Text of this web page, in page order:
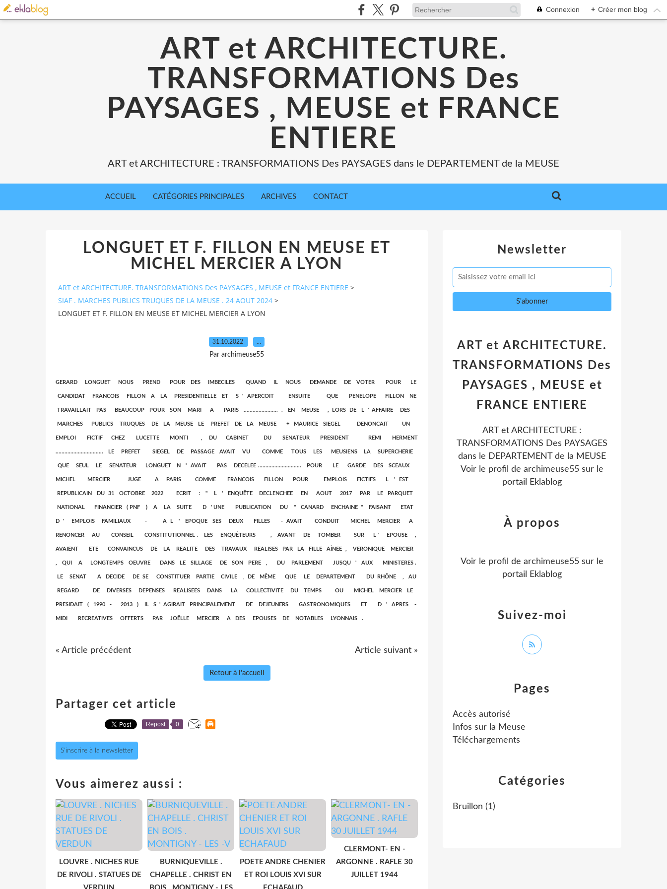
Connexion + Créer mon blog
ART et ARCHITECTURE.
TRANSFORMATIONS Des
PAYSAGES , MEUSE et FRANCE
ENTIERE
ART et ARCHITECTURE : TRANSFORMATIONS Des PAYSAGES dans le DEPARTEMENT de la MEUSE
ACCUEIL CATÉGORIES PRINCIPALES ARCHIVES CONTACT
LONGUET ET F. FILLON EN MEUSE ET
MICHEL MERCIER A LYON
ART et ARCHITECTURE. TRANSFORMATIONS Des PAYSAGES , MEUSE et FRANCE ENTIERE >
SIAF . MARCHES PUBLICS TRUQUES DE LA MEUSE . 24 AOUT 2024 >
LONGUET ET F. FILLON EN MEUSE ET MICHEL MERCIER A LYON
31.10.2022 …
Par archimeuse55
GERARD LONGUET NOUS PREND POUR DES IMBECILES QUAND IL NOUS DEMANDE DE VOTER POUR LE
CANDIDAT FRANCOIS FILLON A LA PRESIDENTIELLE ET S ' APERCOIT ENSUITE QUE PENELOPE FILLON NE
TRAVAILLAIT PAS BEAUCOUP POUR SON MARI A PARIS ....................... . EN MEUSE , LORS DE L ' AFFAIRE DES
MARCHES PUBLICS TRUQUES DE LA MEUSE LE PREFET DE LA MEUSE + MAURICE SIEGEL DENONCAIT UN
EMPLOI FICTIF CHEZ LUCETTE MONTI , DU CABINET DU SENATEUR PRESIDENT REMI HERMENT
................................ LE PREFET SIEGEL DE PASSAGE AVAIT VU COMME TOUS LES MEUSIENS LA SUPERCHERIE
QUE SEUL LE SENATEUR LONGUET N ' AVAIT PAS DECELEE ............................. POUR LE GARDE DES SCEAUX
MICHEL MERCIER JUGE A PARIS COMME FRANCOIS FILLON POUR EMPLOIS FICTIFS L ' EST
REPUBLICAIN DU 31 OCTOBRE 2022 ECRIT : " L ' ENQUÊTE DECLENCHEE EN AOUT 2017 PAR LE PARQUET
NATIONAL FINANCIER ( PNF ) A LA SUITE D ' UNE PUBLICATION DU " CANARD ENCHAINE " FAISANT ETAT
D ' EMPLOIS FAMILIAUX - A L ' EPOQUE SES DEUX FILLES - AVAIT CONDUIT MICHEL MERCIER A
RENONCER AU CONSEIL CONSTITUTIONNEL . LES ENQUÊTEURS , AVANT DE TOMBER SUR L ' EPOUSE ,
AVAIENT ETE CONVAINCUS DE LA REALITE DES TRAVAUX REALISES PAR LA FILLE AÎNEE , VERONIQUE MERCIER
, QUI A LONGTEMPS OEUVRE DANS LE SILLAGE DE SON PERE , DU PARLEMENT JUSQU ' AUX MINISTERES .
LE SENAT A DECIDE DE SE CONSTITUER PARTIE CIVILE , DE MÊME QUE LE DEPARTEMENT DU RHÔNE , AU
REGARD DE DIVERSES DEPENSES REALISEES DANS LA COLLECTIVITE DU TEMPS OU MICHEL MERCIER LE
PRESIDAIT ( 1990 - 2013 ) IL S ' AGIRAIT PRINCIPALEMENT DE DEJEUNERS GASTRONOMIQUES ET D ' APRES -
MIDI RECREATIVES OFFERTS PAR JOËLLE MERCIER A DES EPOUSES DE NOTABLES LYONNAIS .
« Article précédent Article suivant »
Retour à l'accueil
Partager cet article
Repost 0
S'inscrire à la newsletter
Vous aimerez aussi :
LOUVRE . NICHES RUE
DE RIVOLI . STATUES DE
BURNIQUEVILLE .
CHAPELLE . CHRIST EN
POETE ANDRE CHENIER
ET ROI LOUIS XVI SUR
CLERMONT- EN -
ARGONNE . RAFLE 30
JUILLET 1944
Newsletter
Catégories
Bruillon (1)
Pages
Accès autorisé
Infos sur la Meuse
Téléchargements
ART et ARCHITECTURE.
TRANSFORMATIONS Des
PAYSAGES , MEUSE et
FRANCE ENTIERE
ART et ARCHITECTURE :
TRANSFORMATIONS Des PAYSAGES
dans le DEPARTEMENT de la MEUSE
Voir le profil de archimeuse55 sur le
portail Eklablog
Suivez-moi
À propos
Voir le profil de archimeuse55 sur le
portail Eklablog